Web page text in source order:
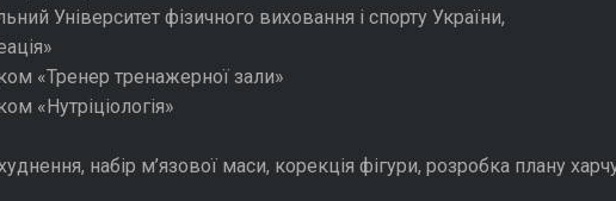
Університет фізичного виховання і спорту України,
«Тренер тренажерної зали»
«Нутріціологія»
набір м’язової маси, корекція фігури, розробка плану